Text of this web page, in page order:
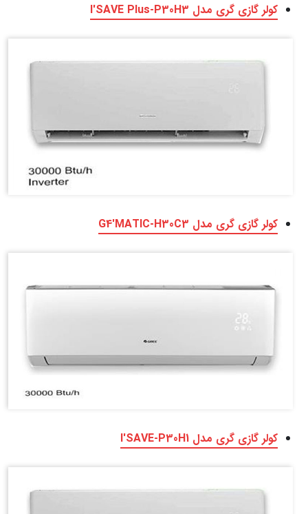
کولر گازی گری مدل I'SAVE Plus-P30H3
کولر گازی گری مدل G4'MATIC-H30C3
کولر گازی گری مدل I'SAVE-P30H1